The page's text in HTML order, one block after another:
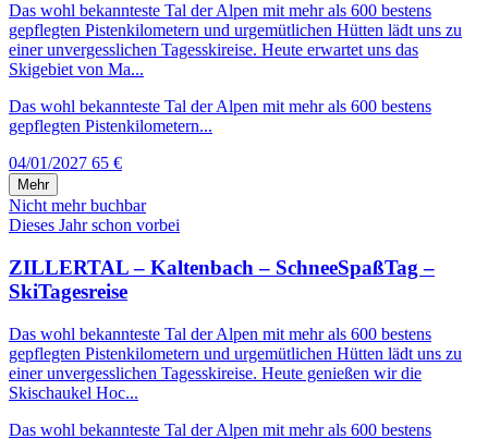
Das wohl bekannteste Tal der Alpen mit mehr als 600 bestens
gepflegten Pistenkilometern und urgemütlichen Hütten lädt uns zu
einer unvergesslichen Tagesskireise. Heute erwartet uns das
Skigebiet von Ma...
Das wohl bekannteste Tal der Alpen mit mehr als 600 bestens
gepflegten Pistenkilometern...
04/01/2027 65 €
Mehr
Nicht mehr buchbar
Dieses Jahr schon vorbei
ZILLERTAL – Kaltenbach – SchneeSpaßTag –
SkiTagesreise
Das wohl bekannteste Tal der Alpen mit mehr als 600 bestens
gepflegten Pistenkilometern und urgemütlichen Hütten lädt uns zu
einer unvergesslichen Tagesskireise. Heute genießen wir die
Skischaukel Hoc...
Das wohl bekannteste Tal der Alpen mit mehr als 600 bestens